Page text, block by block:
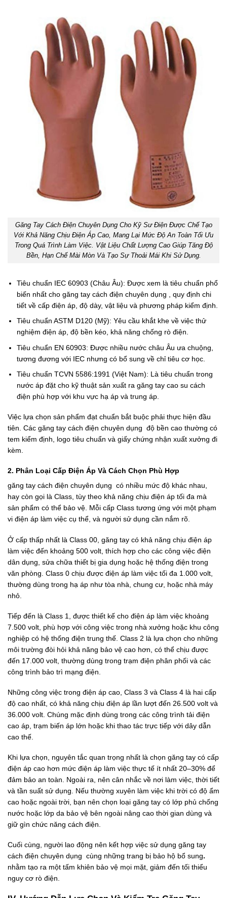
Găng Tay Cách Điện Chuyên Dụng Cho Kỹ Sư Điện Được Chế Tạo
Với Khả Năng Chịu Điện Áp Cao, Mang Lại Mức Độ An Toàn Tối Ưu
Trong Quá Trình Làm Việc. Vật Liệu Chất Lượng Cao Giúp Tăng Độ
Bền, Hạn Chế Mài Mòn Và Tạo Sự Thoải Mái Khi Sử Dụng.
Tiêu chuẩn IEC 60903 (Châu Âu): Được xem là tiêu chuẩn phổ
biến nhất cho găng tay cách điện chuyên dụng , quy định chi
tiết về cấp điện áp, độ dày, vật liệu và phương pháp kiểm định.
Tiêu chuẩn ASTM D120 (Mỹ): Yêu cầu khắt khe về việc thử
nghiệm điện áp, độ bền kéo, khả năng chống rò điện.
Tiêu chuẩn EN 60903: Được nhiều nước châu Âu ưa chuộng,
tương đương với IEC nhưng có bổ sung về chỉ tiêu cơ học.
Tiêu chuẩn TCVN 5586:1991 (Việt Nam): Là tiêu chuẩn trong
nước áp đặt cho kỹ thuật sản xuất ra găng tay cao su cách
điện phù hợp với khu vực hạ áp và trung áp.
Việc lựa chọn sản phẩm đạt chuẩn bắt buộc phải thực hiện đầu
tiên. Các găng tay cách điện chuyên dụng độ bền cao thường có
tem kiểm định, logo tiêu chuẩn và giấy chứng nhận xuất xưởng đi
kèm.
2. Phân Loại Cấp Điện Áp Và Cách Chọn Phù Hợp
găng tay cách điện chuyên dụng có nhiều mức độ khác nhau,
hay còn gọi là Class, tùy theo khả năng chịu điện áp tối đa mà
sản phẩm có thể bảo vệ. Mỗi cấp Class tương ứng với một phạm
vi điện áp làm việc cụ thể, và người sử dụng cần nắm rõ.
Ở cấp thấp nhất là Class 00, găng tay có khả năng chịu điện áp
làm việc đến khoảng 500 volt, thích hợp cho các công việc điện
dân dụng, sửa chữa thiết bị gia dụng hoặc hệ thống điện trong
văn phòng. Class 0 chịu được điện áp làm việc tối đa 1.000 volt,
thường dùng trong hạ áp như tòa nhà, chung cư, hoặc nhà máy
nhỏ.
Tiếp đến là Class 1, được thiết kế cho điện áp làm việc khoảng
7.500 volt, phù hợp với công việc trong nhà xưởng hoặc khu công
nghiệp có hệ thống điện trung thế. Class 2 là lựa chọn cho những
môi trường đòi hỏi khả năng bảo vệ cao hơn, có thể chịu được
đến 17.000 volt, thường dùng trong trạm điện phân phối và các
công trình bảo trì mạng điện.
Những công việc trong điện áp cao, Class 3 và Class 4 là hai cấp
độ cao nhất, có khả năng chịu điện áp lần lượt đến 26.500 volt và
36.000 volt. Chúng mặc định dùng trong các công trình tải điện
cao áp, trạm biến áp lớn hoặc khi thao tác trực tiếp với dây dẫn
cao thế.
Khi lựa chọn, nguyên tắc quan trọng nhất là chọn găng tay có cấp
điện áp cao hơn mức điện áp làm việc thực tế ít nhất 20–30% để
đảm bảo an toàn. Ngoài ra, nên cân nhắc về nơi làm việc, thời tiết
và tần suất sử dụng. Nếu thường xuyên làm việc khi trời có độ ẩm
cao hoặc ngoài trời, bạn nên chọn loại găng tay có lớp phủ chống
nước hoặc lớp da bảo vệ bên ngoài nâng cao thời gian dùng và
giữ gìn chức năng cách điện.
Cuối cùng, người lao động nên kết hợp việc sử dụng găng tay
cách điện chuyên dụng cùng những trang bị bảo hộ bổ sung.
nhằm tạo ra một tấm khiên bảo vệ mọi mặt, giảm đến tối thiểu
nguy cơ rò điện.